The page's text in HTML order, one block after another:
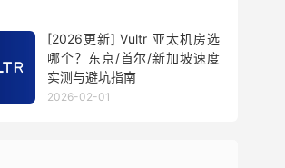
[2026更新] Vultr 亚太机房选
哪个？东京/首尔/新加坡速度
实测与避坑指南
2026-02-01